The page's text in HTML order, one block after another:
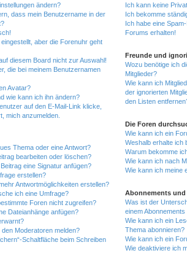
ändern?
dass mein Benutzername in der
aber die Forenuhr geht
diesem Board nicht zur Auswahl!
die bei meinem Benutzernamen
Avatar?
wie kann ich ihn ändern?
auf den E-Mail-Link klicke,
mich anzumelden.
Thema oder eine Antwort?
bearbeiten oder löschen?
eine Signatur anfügen?
erstellen?
Antwortmöglichkeiten erstellen?
ich eine Umfrage?
Foren nicht zugreifen?
Dateianhänge anfügen?
Moderatoren melden?
Schaltfläche beim Schreiben
Ich kann keine
Ich bekomme
Ich habe eine
Forums erhalten!
Freunde und
Wozu benötige ich
Mitglieder?
Wie kann ich
der ignorierten
den Listen
Die Foren
Wie kann ich ein
Weshalb erhalte ich
Warum bekomme
Wie kann ich nach
Wie kann ich meine
Abonnements und
Was ist der
einem
Wie kann ich ein
Thema abonnieren?
Wie kann ich ein
Wie deaktiviere ich